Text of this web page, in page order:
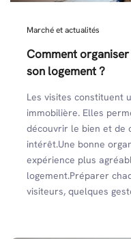
Marché et actualités
Comment
son logement ?
Les visites constituent
immobilière. Elles
découvrir le bien et de
intérêt.Une bonne
expérience plus
logement.Préparer
visiteurs, quelques